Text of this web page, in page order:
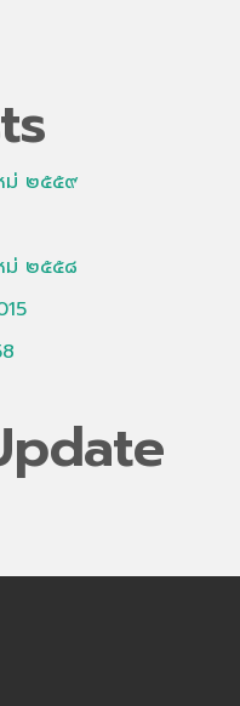
ม่ ๒๕๕๙
ม่ ๒๕๕๘